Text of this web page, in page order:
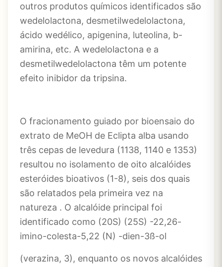
outros produtos químicos identificados são
wedelolactona, desmetilwedelolactona,
ácido wedélico, apigenina, luteolina, b-
amirina, etc. A wedelolactona e a
desmetilwedelolactona têm um potente
efeito inibidor da tripsina.
O fracionamento guiado por bioensaio do
extrato de MeOH de Eclipta alba usando
três cepas de levedura (1138, 1140 e 1353)
resultou no isolamento de oito alcalóides
esteróides bioativos (1-8), seis dos quais
são relatados pela primeira vez na
natureza . O alcalóide principal foi
identificado como (20S) (25S) -22,26-
imino-colesta-5,22 (N) -dien-3ß-ol
(verazina, 3), enquanto os novos alcalóides